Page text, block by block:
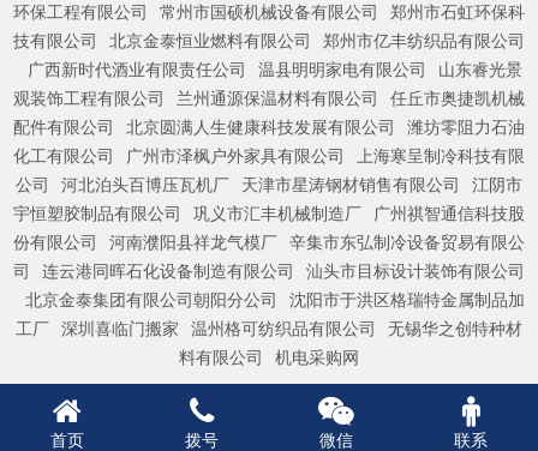
环保工程有限公司
常州市国硕机械设备有限公司
郑州市石虹环保科
技有限公司
北京金泰恒业燃料有限公司
郑州市亿丰纺织品有限公司
广西新时代酒业有限责任公司
温县明明家电有限公司
山东睿光景
观装饰工程有限公司
兰州通源保温材料有限公司
任丘市奥捷凯机械
配件有限公司
北京圆满人生健康科技发展有限公司
潍坊零阻力石油
化工有限公司
广州市泽枫户外家具有限公司
上海寒呈制冷科技有限
公司
河北泊头百博压瓦机厂 天津市星涛钢材销售有限公司
江阴市
宇恒塑胶制品有限公司
巩义市汇丰机械制造厂
广州祺智通信科技股
份有限公司
河南濮阳县祥龙气模厂 辛集市东弘制冷设备贸易有限公
司
连云港同晖石化设备制造有限公司
汕头市目标设计装饰有限公司
北京金泰集团有限公司朝阳分公司
沈阳市于洪区格瑞特金属制品加
工厂 深圳喜临门搬家 温州格可纺织品有限公司
无锡华之创特种材
料有限公司
机电采购网
首页 拨号 微信 联系